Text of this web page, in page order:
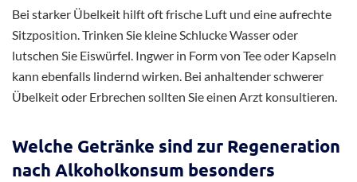
Bei starker Übelkeit hilft oft frische Luft und eine aufrechte
Sitzposition. Trinken Sie kleine Schlucke Wasser oder
lutschen Sie Eiswürfel. Ingwer in Form von Tee oder Kapseln
kann ebenfalls lindernd wirken. Bei anhaltender schwerer
Übelkeit oder Erbrechen sollten Sie einen Arzt konsultieren.
Welche Getränke sind zur Regeneration
nach Alkoholkonsum besonders